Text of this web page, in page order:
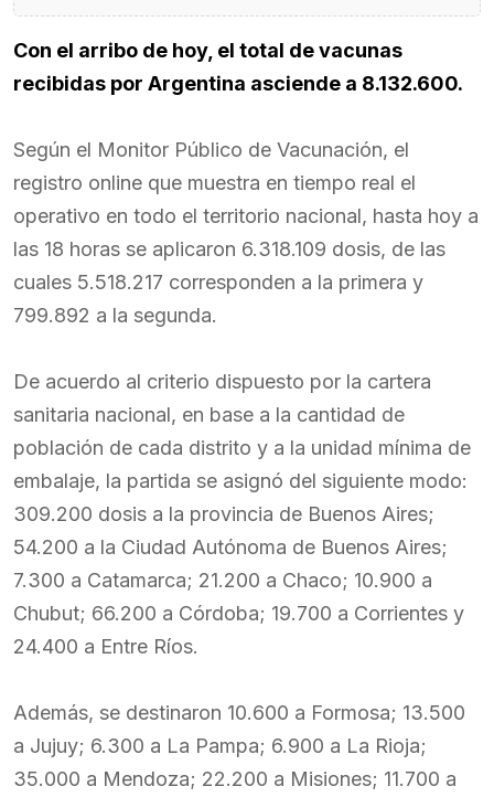
Con el arribo de hoy, el total de vacunas
recibidas por Argentina asciende a 8.132.600.
Según el Monitor Público de Vacunación, el
registro online que muestra en tiempo real el
operativo en todo el territorio nacional, hasta hoy a
las 18 horas se aplicaron 6.318.109 dosis, de las
cuales 5.518.217 corresponden a la primera y
799.892 a la segunda.
De acuerdo al criterio dispuesto por la cartera
sanitaria nacional, en base a la cantidad de
población de cada distrito y a la unidad mínima de
embalaje, la partida se asignó del siguiente modo:
309.200 dosis a la provincia de Buenos Aires;
54.200 a la Ciudad Autónoma de Buenos Aires;
7.300 a Catamarca; 21.200 a Chaco; 10.900 a
Chubut; 66.200 a Córdoba; 19.700 a Corrientes y
24.400 a Entre Ríos.
Además, se destinaron 10.600 a Formosa; 13.500
a Jujuy; 6.300 a La Pampa; 6.900 a La Rioja;
35.000 a Mendoza; 22.200 a Misiones; 11.700 a